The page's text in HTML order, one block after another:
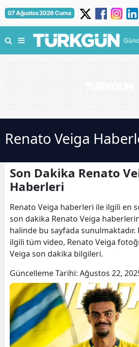
07 Ağustos 2026 Cuma
Renato Veiga
Son Dakika Renato
Haberleri
Renato Veiga haberleri ile ilgili en
son dakika Renato Veiga
halinde bu sayfada sunulmaktadır.
ilgili tüm video, Renato Veiga
Veiga son dakika bilgileri.
Güncelleme Tarihi: Ağustos 22,